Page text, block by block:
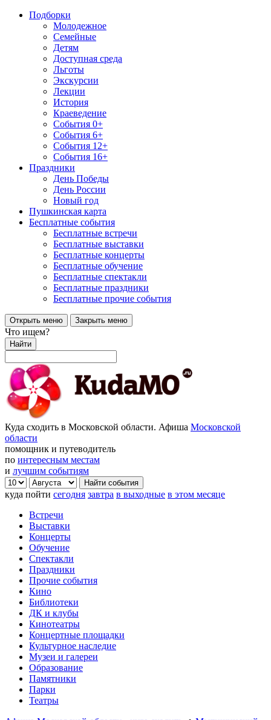
Подборки
Молодежное
Семейные
Детям
Доступная среда
Льготы
Экскурсии
Лекции
История
Краеведение
События 0+
События 6+
События 12+
События 16+
Праздники
День Победы
День России
Новый год
Пушкинская карта
Бесплатные события
Бесплатные встречи
Бесплатные выставки
Бесплатные концерты
Бесплатные обучение
Бесплатные спектакли
Бесплатные праздники
Бесплатные прочие события
Открыть меню Закрыть меню
Что ищем?
Найти
Куда сходить в Московской области. Афиша Московской
области
помощник и путеводитель
по интересным местам
и лучшим событиям
куда пойти сегодня завтра в выходные в этом месяце
Встречи
Выставки
Концерты
Обучение
Спектакли
Праздники
Прочие события
Кино
Библиотеки
ДК и клубы
Кинотеатры
Концертные площадки
Культурное наследие
Музеи и галереи
Образование
Памятники
Парки
Театры